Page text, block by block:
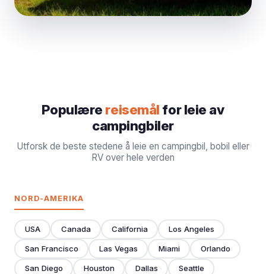
Populære reisemål for leie av
campingbiler
Utforsk de beste stedene å leie en campingbil, bobil eller
RV over hele verden
NORD-AMERIKA
USA Canada California Los Angeles
San Francisco Las Vegas Miami Orlando
San Diego Houston Dallas Seattle